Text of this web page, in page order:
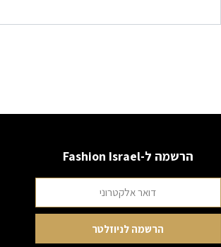
הרשמה ל-Fashion Israel